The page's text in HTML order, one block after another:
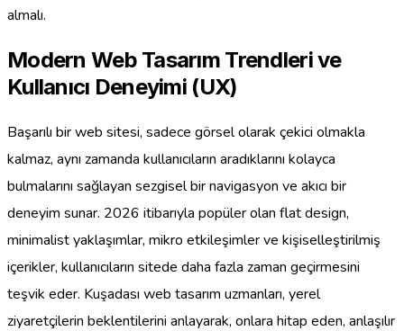
almalı.
Modern Web Tasarım Trendleri ve
Kullanıcı Deneyimi (UX)
Başarılı bir web sitesi, sadece görsel olarak çekici olmakla
kalmaz, aynı zamanda kullanıcıların aradıklarını kolayca
bulmalarını sağlayan sezgisel bir navigasyon ve akıcı bir
deneyim sunar. 2026 itibarıyla popüler olan flat design,
minimalist yaklaşımlar, mikro etkileşimler ve kişiselleştirilmiş
içerikler, kullanıcıların sitede daha fazla zaman geçirmesini
teşvik eder. Kuşadası web tasarım uzmanları, yerel
ziyaretçilerin beklentilerini anlayarak, onlara hitap eden, anlaşılır